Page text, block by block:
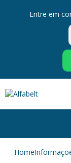
Entre em
Home